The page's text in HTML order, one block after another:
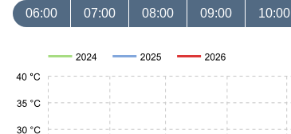
06:00 07:00 08:00 09:00 10:00